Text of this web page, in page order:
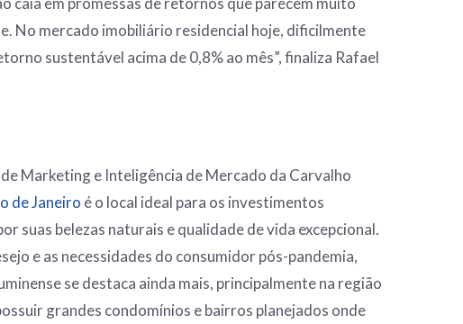
No mercado imobiliário residencial hoje, dificilmente
sustentável acima de 0,8% ao mês”, finaliza Rafael
Marketing e Inteligência de Mercado da Carvalho
de Janeiro é o local ideal para os investimentos
suas belezas naturais e qualidade de vida excepcional.
e as necessidades do consumidor pós-pandemia,
se destaca ainda mais, principalmente na região
grandes condomínios e bairros planejados onde